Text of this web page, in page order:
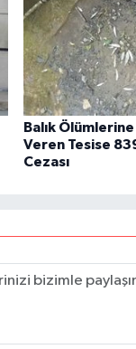
Balık
Veren Tesise
Cezası